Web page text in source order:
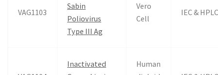
VAG1103
Sabin
Poliovirus
Type III Ag
Vero
Cell
IEC &
Inactivated
Human